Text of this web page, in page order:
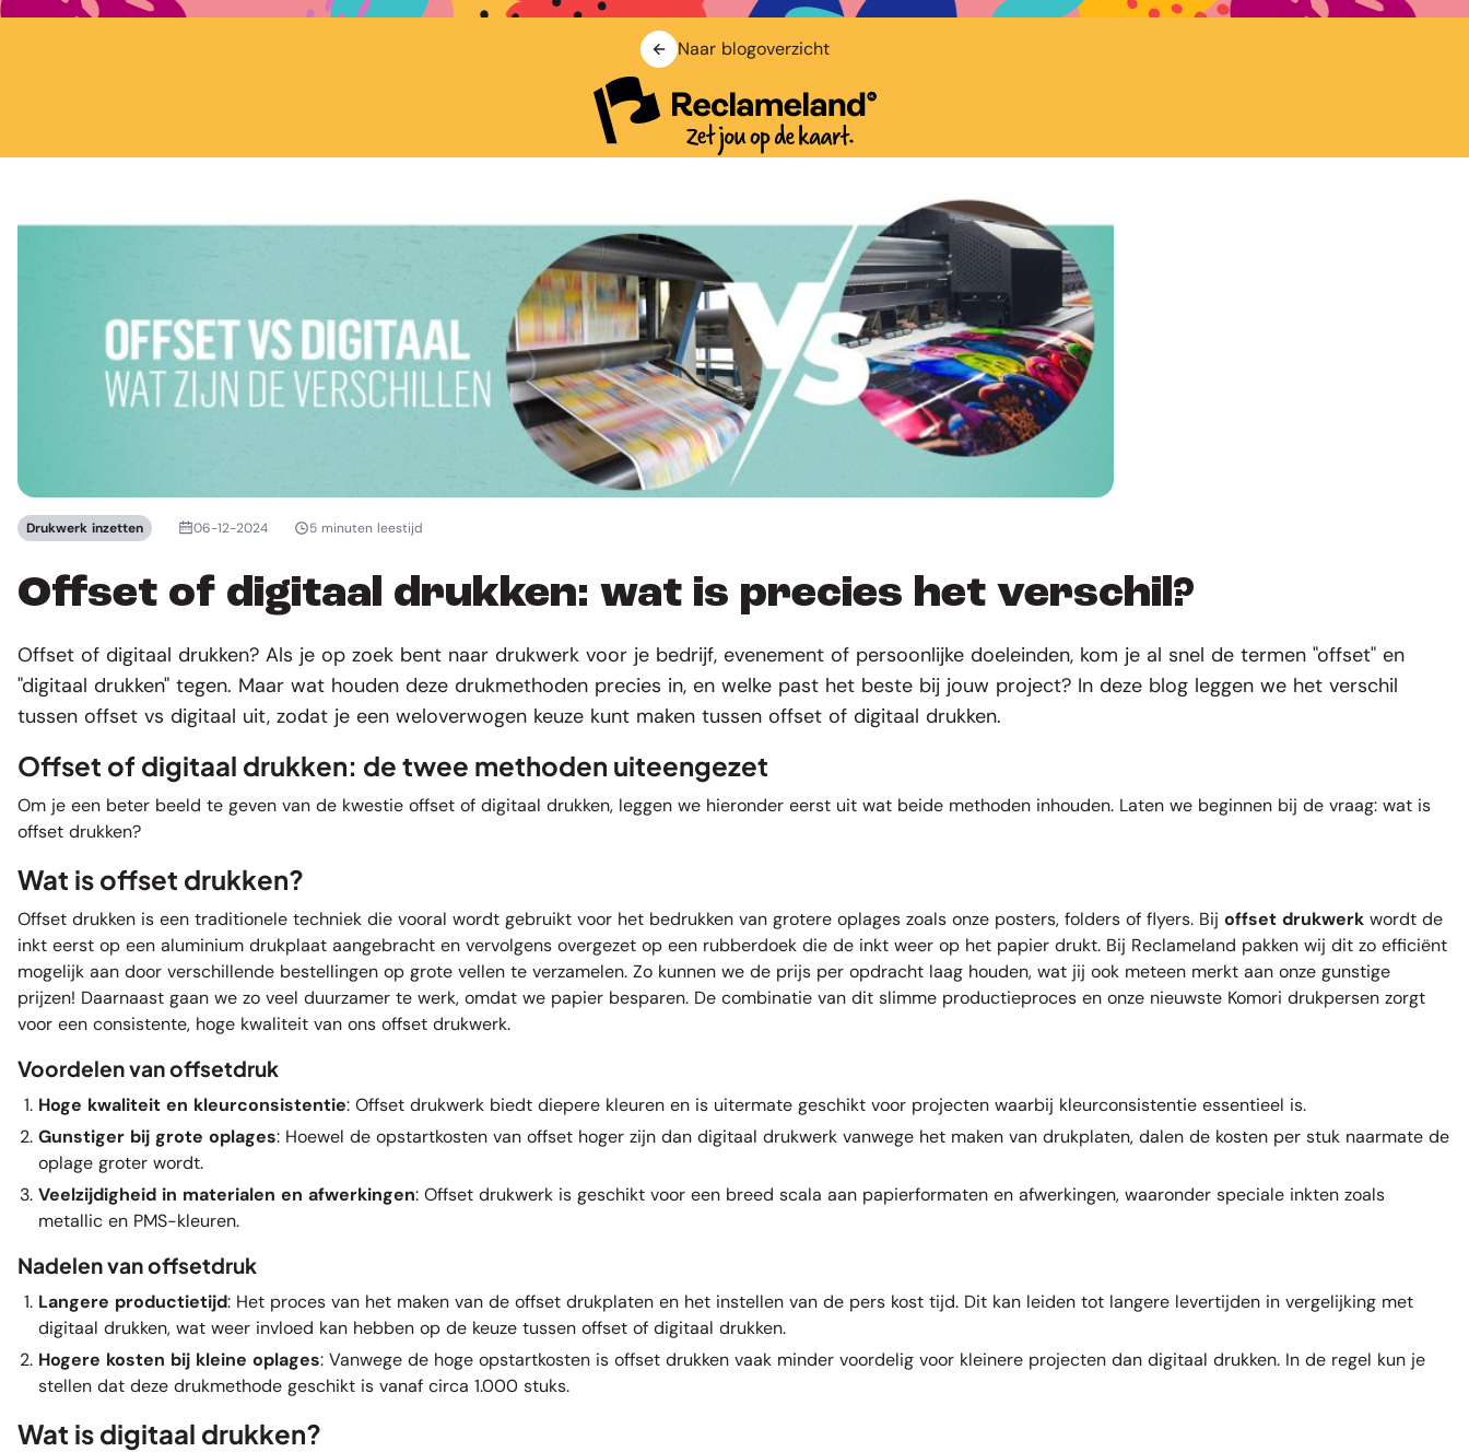
Naar blogoverzicht
Drukwerk inzetten 06-12-2024 5 minuten leestijd
Offset of digitaal drukken: wat is precies het verschil?
Offset of digitaal drukken? Als je op zoek bent naar drukwerk voor je bedrijf, evenement of persoonlijke doeleinden, kom je al snel de termen "offset" en
"digitaal drukken" tegen. Maar wat houden deze drukmethoden precies in, en welke past het beste bij jouw project? In deze blog leggen we het verschil
tussen offset vs digitaal uit, zodat je een weloverwogen keuze kunt maken tussen offset of digitaal drukken.
Offset of digitaal drukken: de twee methoden uiteengezet
Om je een beter beeld te geven van de kwestie offset of digitaal drukken, leggen we hieronder eerst uit wat beide methoden inhouden. Laten we beginnen bij de vraag: wat is
offset drukken?
Wat is offset drukken?
Offset drukken is een traditionele techniek die vooral wordt gebruikt voor het bedrukken van grotere oplages zoals onze posters, folders of flyers. Bij offset drukwerk wordt de
inkt eerst op een aluminium drukplaat aangebracht en vervolgens overgezet op een rubberdoek die de inkt weer op het papier drukt. Bij Reclameland pakken wij dit zo efficiënt
mogelijk aan door verschillende bestellingen op grote vellen te verzamelen. Zo kunnen we de prijs per opdracht laag houden, wat jij ook meteen merkt aan onze gunstige
prijzen! Daarnaast gaan we zo veel duurzamer te werk, omdat we papier besparen. De combinatie van dit slimme productieproces en onze nieuwste Komori drukpersen zorgt
voor een consistente, hoge kwaliteit van ons offset drukwerk.
Voordelen van offsetdruk
Hoge kwaliteit en kleurconsistentie: Offset drukwerk biedt diepere kleuren en is uitermate geschikt voor projecten waarbij kleurconsistentie essentieel is.
Gunstiger bij grote oplages: Hoewel de opstartkosten van offset hoger zijn dan digitaal drukwerk vanwege het maken van drukplaten, dalen de kosten per stuk naarmate de
oplage groter wordt.
Veelzijdigheid in materialen en afwerkingen: Offset drukwerk is geschikt voor een breed scala aan papierformaten en afwerkingen, waaronder speciale inkten zoals
metallic en PMS-kleuren.
Nadelen van offsetdruk
Langere productietijd: Het proces van het maken van de offset drukplaten en het instellen van de pers kost tijd. Dit kan leiden tot langere levertijden in vergelijking met
digitaal drukken, wat weer invloed kan hebben op de keuze tussen offset of digitaal drukken.
Hogere kosten bij kleine oplages: Vanwege de hoge opstartkosten is offset drukken vaak minder voordelig voor kleinere projecten dan digitaal drukken. In de regel kun je
stellen dat deze drukmethode geschikt is vanaf circa 1.000 stuks.
Wat is digitaal drukken?